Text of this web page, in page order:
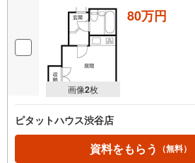
画像2枚
80万円
ピタットハウス渋谷店
資料をもらう （無料）